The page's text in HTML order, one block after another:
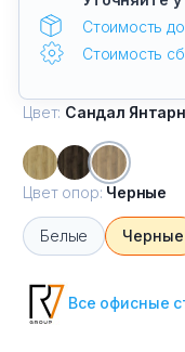
Стоимость
Стоимость
Цвет: Сандал
Цвет опор: Черные
Белые Черные
Все офисные